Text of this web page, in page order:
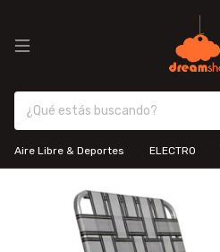
Aire Libre & Deportes ELECTRO